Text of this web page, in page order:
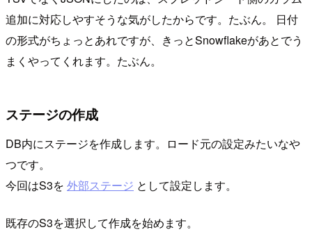
追加に対応しやすそうな気がしたからです。たぶん。 日付
の形式がちょっとあれですが、きっとSnowflakeがあとでう
まくやってくれます。たぶん。
ステージの作成
DB内にステージを作成します。ロード元の設定みたいなや
つです。
今回はS3を 外部ステージ として設定します。
既存のS3を選択して作成を始めます。